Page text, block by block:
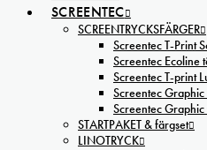
SCREENTEC
SCREENTRYCKSFÄRGER
Screentec T-Print
Screentec Ecoline
Screentec T-print
Screentec
Screentec
STARTPAKET & färgset
LINOTRYCK